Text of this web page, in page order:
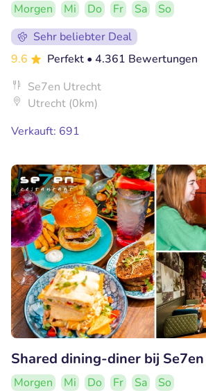
Morgen Mi Do Fr Sa
So
Sehr beliebter Deal
9.6
Perfekt • 4.361 Bewertungen
Se7en Utrecht
Utrecht (0km)
Verkauft: 691
Shared dining-diner bij
Morgen Mi Do Fr Sa
So